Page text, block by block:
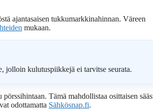
ajantasaisen tukkumarkkinahinnan. Väreen
mukaan.
jolloin kulutuspiikkejä ei tarvitse seurata.
Tämä mahdollistaa osittaisen
odottamatta Sähkösnap.fi.